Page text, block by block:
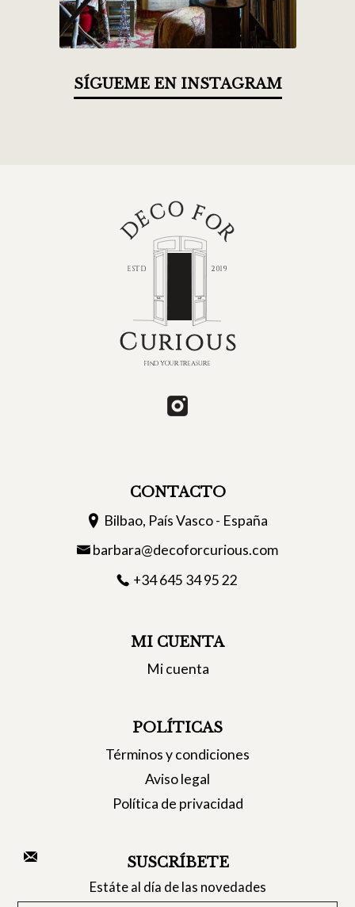
SÍGUEME EN INSTAGRAM
CONTACTO
Bilbao, País Vasco - España
barbara@decoforcurious.com
+34 645 34 95 22
MI CUENTA
Mi cuenta
POLÍTICAS
Términos y condiciones
Aviso legal
Política de privacidad
SUSCRÍBETE
Estáte al día de las novedades